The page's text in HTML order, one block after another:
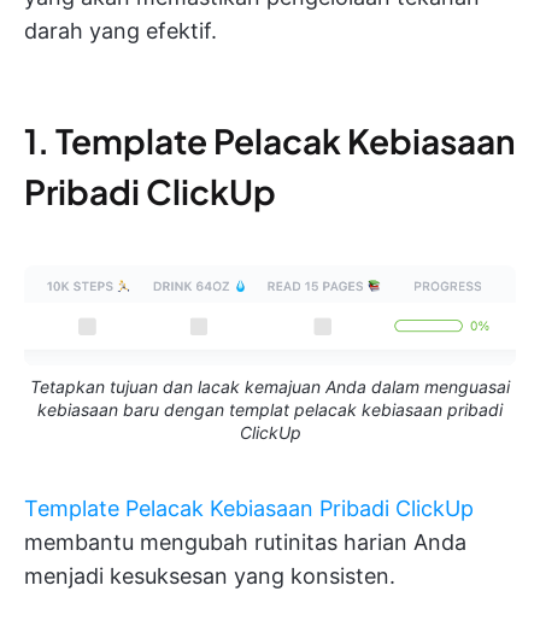
darah yang efektif.
1. Template Pelacak Kebiasaan
Pribadi ClickUp
Tetapkan tujuan dan lacak kemajuan Anda dalam menguasai
kebiasaan baru dengan templat pelacak kebiasaan pribadi
ClickUp
Template Pelacak Kebiasaan Pribadi ClickUp
membantu mengubah rutinitas harian Anda
menjadi kesuksesan yang konsisten.